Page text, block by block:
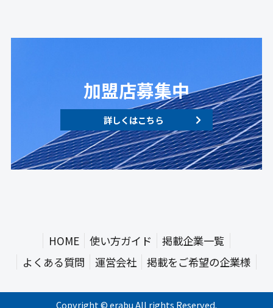
加盟店募集中
詳しくはこちら
HOME 使い方ガイド
掲載企業一覧
よくある質問
運営会社 掲載をご希望の企業様
Copyright © erabu All rights Reserved.